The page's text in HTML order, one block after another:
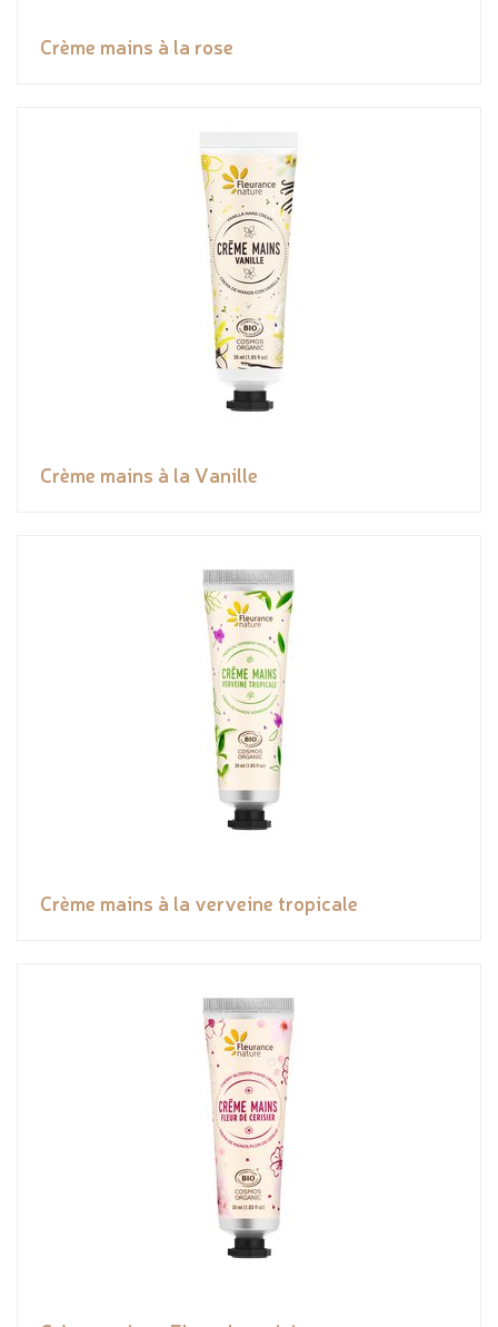
Crème mains à la rose
Crème mains à la Vanille
Crème mains à la verveine tropicale